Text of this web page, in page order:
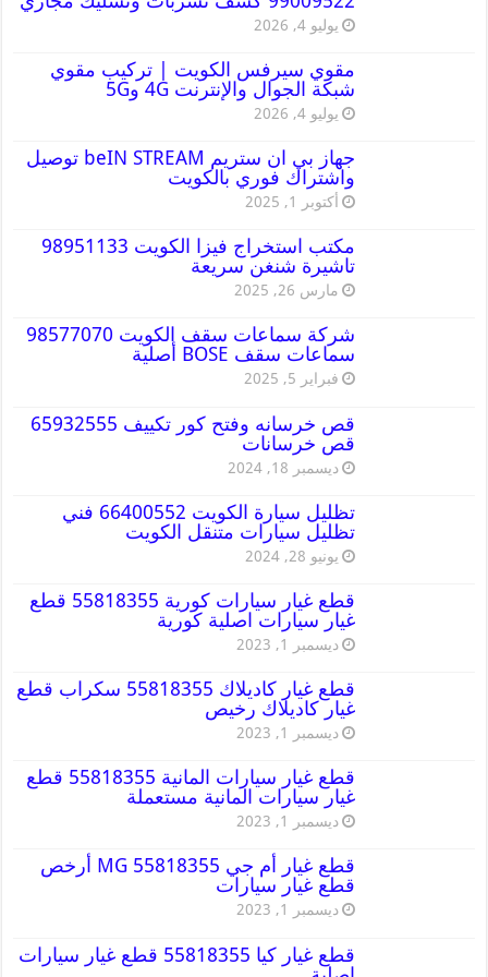
يوليو 4, 2026
مقوي سيرفس الكويت | تركيب مقوي
شبكة الجوال والإنترنت 4G و5G
يوليو 4, 2026
جهاز بي ان ستريم beIN STREAM توصيل
واشتراك فوري بالكويت
أكتوبر 1, 2025
مكتب استخراج فيزا الكويت 98951133
تاشيرة شنغن سريعة
مارس 26, 2025
شركة سماعات سقف الكويت 98577070
سماعات سقف BOSE أصلية
فبراير 5, 2025
قص خرسانه وفتح كور تكييف 65932555
قص خرسانات
ديسمبر 18, 2024
تظليل سيارة الكويت 66400552 فني
تظليل سيارات متنقل الكويت
يونيو 28, 2024
قطع غيار سيارات كورية 55818355 قطع
غيار سيارات اصلية كورية
ديسمبر 1, 2023
قطع غيار كاديلاك 55818355 سكراب قطع
غيار كاديلاك رخيص
ديسمبر 1, 2023
قطع غيار سيارات المانية 55818355 قطع
غيار سيارات المانية مستعملة
ديسمبر 1, 2023
قطع غيار أم جي MG 55818355 أرخص
قطع غيار سيارات
ديسمبر 1, 2023
قطع غيار كيا 55818355 قطع غيار سيارات